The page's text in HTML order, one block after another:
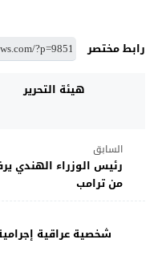
رابط مختصر
هيئة التحرير
السابق
من ترامب
شخصية عراقية